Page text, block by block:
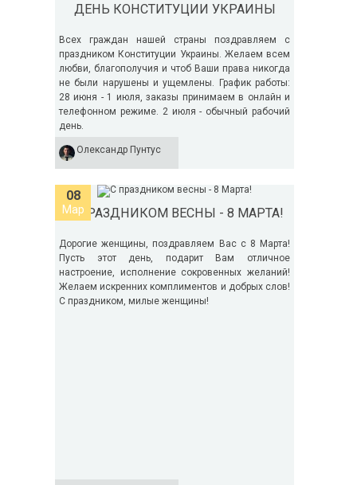
ДЕНЬ КОНСТИТУЦИИ УКРАИНЫ
Всех граждан нашей страны поздравляем с
праздником Конституции Украины. Желаем всем
любви, благополучия и чтоб Ваши права никогда
не были нарушены и ущемлены. График работы:
28 июня - 1 июля, заказы принимаем в онлайн и
телефонном режиме. 2 июля - обычный рабочий
день.
Олександр Пунтус
08
Мар
С ПРАЗДНИКОМ ВЕСНЫ - 8 МАРТА!
Дорогие женщины, поздравляем Вас с 8 Марта!
Пусть этот день, подарит Вам отличное
настроение, исполнение сокровенных желаний!
Желаем искренних комплиментов и добрых слов!
С праздником, милые женщины!